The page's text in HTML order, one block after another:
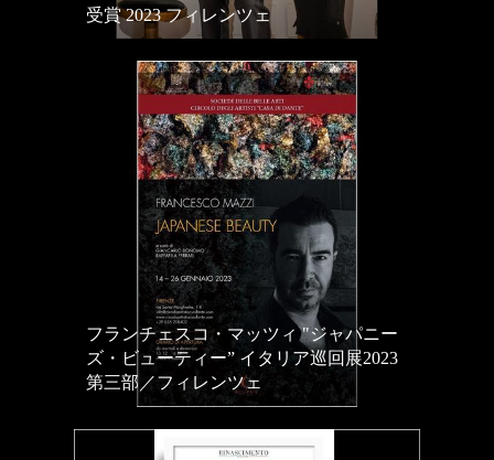
受賞 2023 フィレンツェ
フランチェスコ・マッツィ "ジャパニー
ズ・ビューティー” イタリア巡回展2023
第三部／フィレンツェ